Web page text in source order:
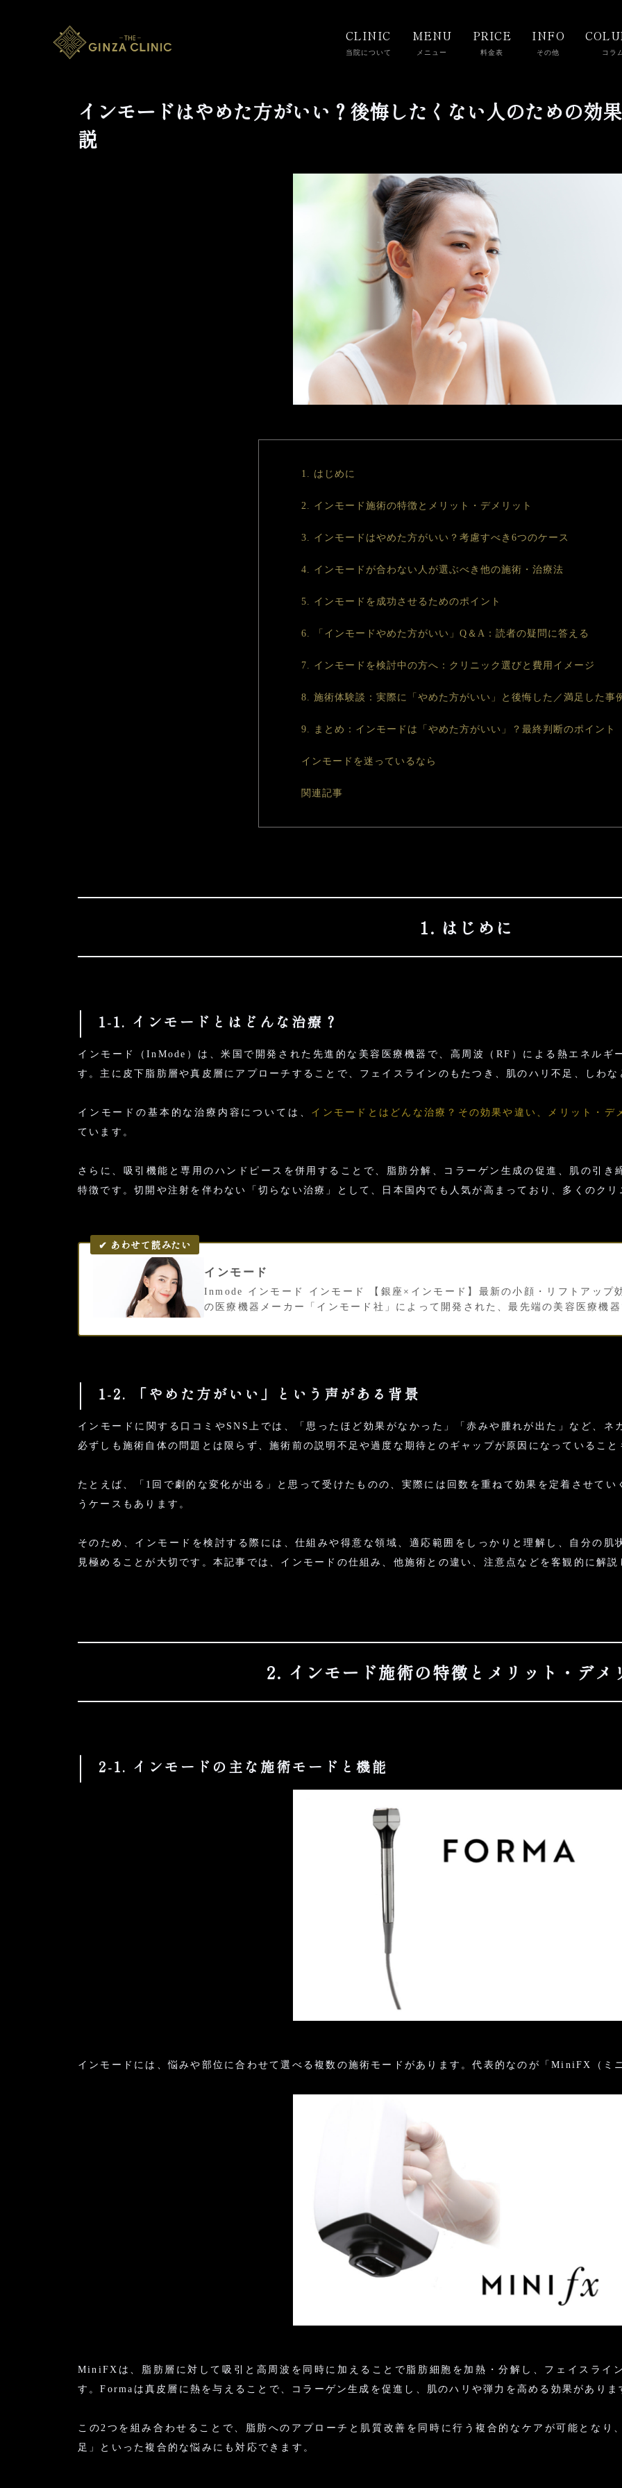
CLINIC
当院について
MENU
メニュー
PRICE
料金表
INFO
その他 コラ
インモードはやめた方がいい？後悔したくない人のための効
説
1. はじめに
2. インモード施術の特徴とメリット・デメリット
3. インモードはやめた方がいい？考慮すべき6つのケース
4. インモードが合わない人が選ぶべき他の施術・治療法
5. インモードを成功させるためのポイント
6. 「インモードやめた方がいい」Q＆A：読者の疑問に答える
7. インモードを検討中の方へ：クリニック選びと費用イメージ
8. 施術体験談：実際に「やめた方がいい」と後悔した／満足した事
9. まとめ：インモードは「やめた方がいい」？最終判断のポイント
インモードを迷っているなら
関連記事
1. はじめに
1-1. インモードとはどんな治療？
インモード（InMode）は、米国で開発された先進的な美容医療機器で、高周波（RF）による熱エネルギ
す。主に皮下脂肪層や真皮層にアプローチすることで、フェイスラインのもたつき、肌のハリ不足、しわ
インモードの基本的な治療内容については、 インモードとはどんな治療？その効果や違い、メリット・デ
ています。
さらに、吸引機能と専用のハンドピースを併用することで、脂肪分解、コラーゲン生成の促進、肌の引
特徴です。切開や注射を伴わない「切らない治療」として、日本国内でも人気が高まっており、多くのク
インモード
Inmode インモード インモード 【銀座×インモード】最新の小顔・リフトアップ
の医療機器メーカー「インモード社」によって開発された、最先端の美容医療
1-2. 「やめた方がいい」という声がある背景
インモードに関する口コミやSNS上では、「思ったほど効果がなかった」「赤みや腫れが出た」など、
必ずしも施術自体の問題とは限らず、施術前の説明不足や過度な期待とのギャップが原因になっているこ
たとえば、「1回で劇的な変化が出る」と思って受けたものの、実際には回数を重ねて効果を定着させて
うケースもあります。
そのため、インモードを検討する際には、仕組みや得意な領域、適応範囲をしっかりと理解し、自分の
見極めることが大切です。本記事では、インモードの仕組み、他施術との違い、注意点などを客観的に解
2. インモード施術の特徴とメリット・デメ
2-1. インモードの主な施術モードと機能
インモードには、悩みや部位に合わせて選べる複数の施術モードがあります。代表的なのが「MiniFX（ミ
MiniFXは、脂肪層に対して吸引と高周波を同時に加えることで脂肪細胞を加熱・分解し、フェイスライ
す。Formaは真皮層に熱を与えることで、コラーゲン生成を促進し、肌のハリや弾力を高める効果がありま
この2つを組み合わせることで、脂肪へのアプローチと肌質改善を同時に行う複合的なケアが可能となり
足」といった複合的な悩みにも対応できます。